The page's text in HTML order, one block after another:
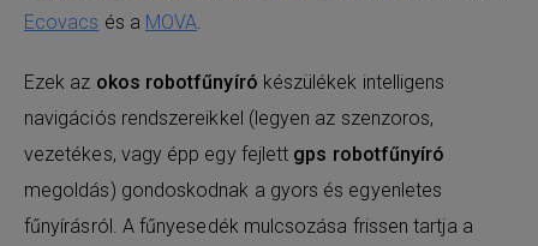
Ecovacs és a MOVA.
Ezek az okos robotfűnyíró készülékek intelligens
navigációs rendszereikkel (legyen az szenzoros,
vezetékes, vagy épp egy fejlett gps robotfűnyíró
megoldás) gondoskodnak a gyors és egyenletes
fűnyírásról. A fűnyesedék mulcsozása frissen tartja a